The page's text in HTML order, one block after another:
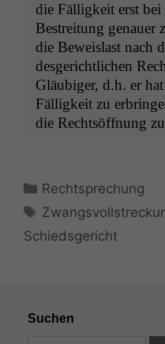
die Fäl­ligkeit erst bei
Bestre­itung genauer
die Beweis­last nach
des­gerichtlichen
Gläu­biger, d.h. er
Fäl­ligkeit zu
die Recht­söff­nung
Kategorien
Rechtsprechung
Schlagwörter
Schiedsgericht
Suchen